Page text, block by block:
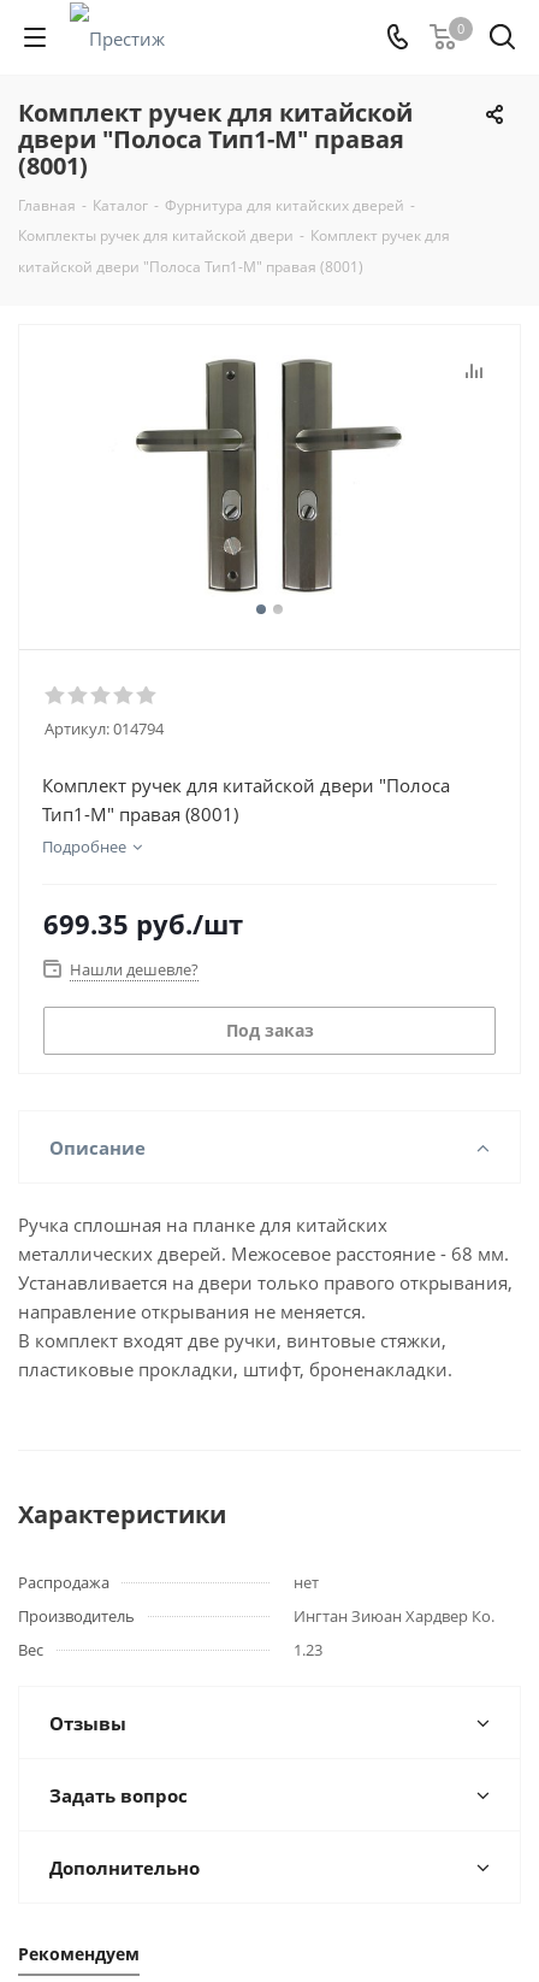
0
Комплект ручек для китайской
двери "Полоса Тип1-М" правая
(8001)
Главная - Каталог - Фурнитура для китайских дверей -
Комплекты ручек для китайской двери - Комплект ручек для
китайской двери "Полоса Тип1-М" правая (8001)
Артикул:014794
Комплект ручек для китайской двери "Полоса
Тип1-М" правая (8001)
Подробнее
699.35 руб./шт
Нашли дешевле?
Под заказ
Описание
Ручка сплошная на планке для китайских
металлических дверей. Межосевое расстояние - 68 мм.
Устанавливается на двери только правого открывания,
направление открывания не меняется.
В комплект входят две ручки, винтовые стяжки,
пластиковые прокладки, штифт, броненакладки.
Характеристики
Распродажа
нет
Производитель
Ингтан Зиюан Хардвер Ко.
Вес
1.23
Отзывы
Задать вопрос
Дополнительно
Рекомендуем